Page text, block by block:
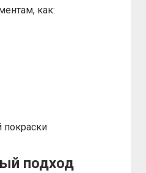
как:
покраски
подход